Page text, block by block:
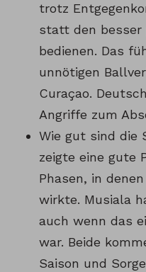
trotz
statt den besser
bedienen. Das
unnötigen
Curaçao.
Angriffe zum
Wie gut sind die
zeigte eine gute
Phasen, in
wirkte. Musiala
auch wenn das
war. Beide
Saison und